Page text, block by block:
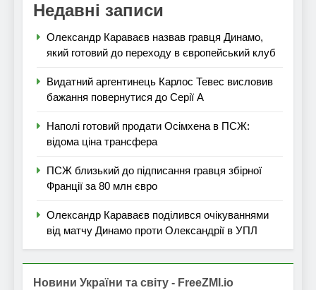
Недавні записи
Олександр Караваєв назвав гравця Динамо,
який готовий до переходу в європейський клуб
Видатний аргентинець Карлос Тевес висловив
бажання повернутися до Серії А
Наполі готовий продати Осімхена в ПСЖ:
відома ціна трансфера
ПСЖ близький до підписання гравця збірної
Франції за 80 млн євро
Олександр Караваєв поділився очікуваннями
від матчу Динамо проти Олександрії в УПЛ
Новини України та світу - FreeZMI.io